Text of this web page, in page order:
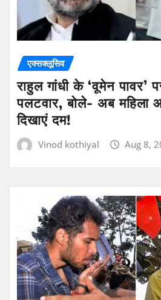
एक्सक्लूसिव
राहुल गांधी के ‘वूमेन पावर’
पलटवार, बोले- अब महिला
दिखाएं दम!
Vinod kothiyal Aug 8,